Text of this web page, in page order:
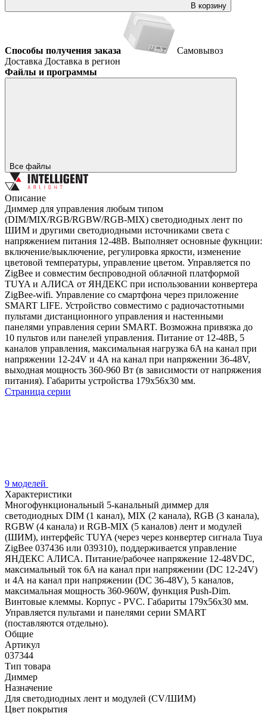
В корзину
Способы получения заказа
Самовывоз
Доставка Доставка в регион
Файлы и программы
Все файлы
Описание
Диммер для управления любым типом
(DIM/MIX/RGB/RGBW/RGB-MIX) светодиодных лент по
ШИМ и другими светодиодными источниками света с
напряжением питания 12-48В. Выполняет основные фукнции:
включение/выключение, регулировка яркости, изменение
цветовой температуры, управление цветом. Управляется по
ZigBee и совместим беспроводной облачной платформой
TUYA и АЛИСА от ЯНДЕКС при использовании конвертера
ZigBee-wifi. Управление со смартфона через приложение
SMART LIFE. Устройство совместимо с радиочастотными
пультами дистанционного управления и настенными
панелями управления серии SMART. Возможна привязка до
10 пультов или панелей управления. Питание от 12-48В, 5
каналов управления, максимальная нагрузка 6A на канал при
напряжении 12-24V и 4А на канал при напряжении 36-48V,
выходная мощность 360-960 Вт (в зависимости от напряжения
питания). Габариты устройства 179x56x30 мм.
Страница серии
9 моделей
Характеристики
Многофункциональный 5-канальный диммер для
светодиодных DIM (1 канал), MIX (2 канала), RGB (3 канала),
RGBW (4 канала) и RGB-MIX (5 каналов) лент и модулей
(ШИМ), интерфейс TUYA (через через конвертер сигнала Tuya
ZigBee 037436 или 039310), поддерживается управление
ЯНДЕКС АЛИСА. Питание/рабочее напряжение 12-48VDC,
максимальный ток 6A на канал при напряжении (DC 12-24V)
и 4А на канал при напряжении (DC 36-48V), 5 каналов,
максимальная мощность 360-960W, функция Push-Dim.
Винтовые клеммы. Корпус - PVC. Габариты 179x56x30 мм.
Управляется пультами и панелями серии SMART
(поставляются отдельно).
Общие
Артикул
037344
Тип товара
Диммер
Назначение
Для светодиодных лент и модулей (CV/ШИМ)
Цвет покрытия